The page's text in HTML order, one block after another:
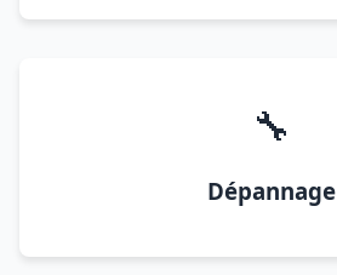
🔧
Dépannage